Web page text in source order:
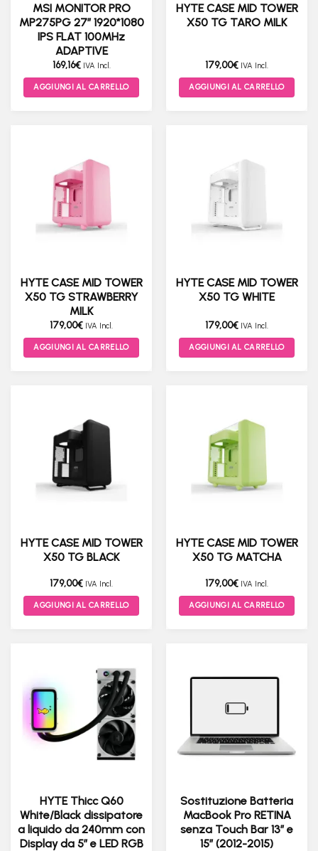
MSI MONITOR PRO
MP275PG 27” 1920*1080
IPS FLAT 100MHz
ADAPTIVE
169,16€ IVA Incl.
AGGIUNGI AL CARRELLO
HYTE CASE MID TOWER
X50 TG TARO MILK
179,00€ IVA Incl.
AGGIUNGI AL CARRELLO
HYTE CASE MID TOWER
X50 TG STRAWBERRY
MILK
179,00€ IVA Incl.
AGGIUNGI AL CARRELLO
HYTE CASE MID TOWER
X50 TG WHITE
179,00€ IVA Incl.
AGGIUNGI AL CARRELLO
HYTE CASE MID TOWER
X50 TG BLACK
179,00€ IVA Incl.
AGGIUNGI AL CARRELLO
HYTE CASE MID TOWER
X50 TG MATCHA
179,00€ IVA Incl.
AGGIUNGI AL CARRELLO
HYTE Thicc Q60
White/Black dissipatore
a liquido da 240mm con
Display da 5″ e LED RGB
Sostituzione Batteria
MacBook Pro RETINA
senza Touch Bar 13″ e
15″ (2012-2015)